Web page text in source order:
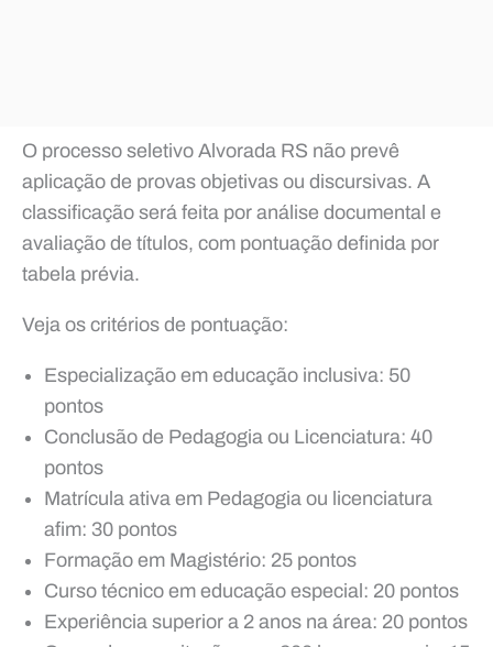
O processo seletivo Alvorada RS não prevê
aplicação de provas objetivas ou discursivas. A
classificação será feita por análise documental e
avaliação de títulos, com pontuação definida por
tabela prévia.
Veja os critérios de pontuação:
Especialização em educação inclusiva: 50
pontos
Conclusão de Pedagogia ou Licenciatura: 40
pontos
Matrícula ativa em Pedagogia ou licenciatura
afim: 30 pontos
Formação em Magistério: 25 pontos
Curso técnico em educação especial: 20 pontos
Experiência superior a 2 anos na área: 20 pontos